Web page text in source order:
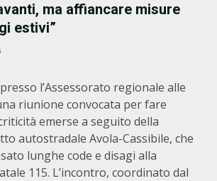
ma affiancare misure
estivi”
l’Assessorato regionale alle
riunione convocata per fare
emerse a seguito della
autostradale Avola-Cassibile, che
lunghe code e disagi alla
115. L’incontro, coordinato dal